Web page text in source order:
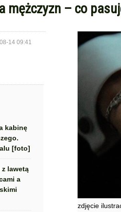
mężczyzn – co
14 09:41
kabinę
[foto]
lawetą
a
zdjęcie